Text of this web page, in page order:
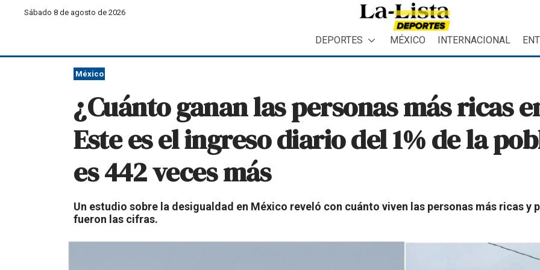
Sábado 8 de agosto de 2026
DEPORTES MÉXICO INTERNACIONAL
México
¿Cuánto ganan las personas más ricas
Este es el ingreso diario del 1% de la
es 442 veces más
Un estudio sobre la desigualdad en México reveló con cuánto viven las personas más ricas y
fueron las cifras.